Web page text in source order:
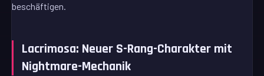
beschäftigen.
Lacrimosa: Neuer S-Rang-Charakter mit
Nightmare-Mechanik